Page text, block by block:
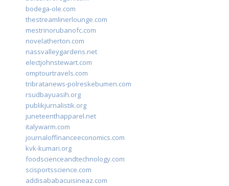
bodega-ole.com
thestreamlinerlounge.com
mestrinorubanofc.com
novelatherton.com
nassvalleygardens.net
electjohnstewart.com
omptourtravels.com
tribratanews-polreskebumen.com
rsudbayuasih.org
publikjurnalistik.org
juneteenthapparel.net
italywarm.com
journaloffinanceeconomics.com
kvk-kumari.org
foodscienceandtechnology.com
scisportsscience.com
addisababacuisineaz.com